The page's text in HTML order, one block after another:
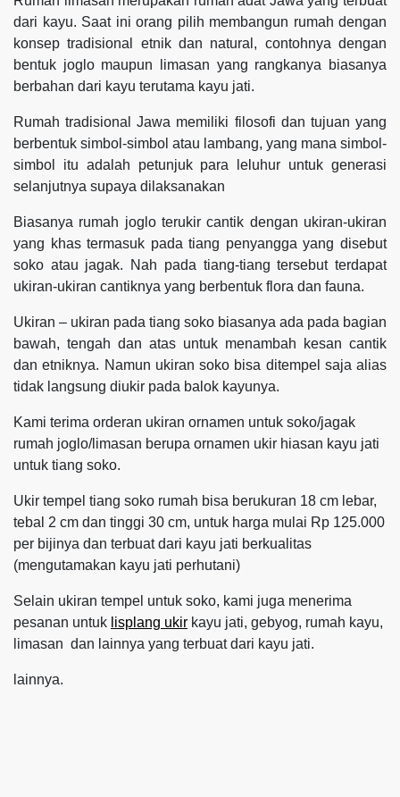
dari kayu. Saat ini orang pilih membangun rumah dengan
konsep tradisional etnik dan natural, contohnya dengan
bentuk joglo maupun limasan yang rangkanya biasanya
berbahan dari kayu terutama kayu jati.
Rumah tradisional Jawa memiliki filosofi dan tujuan yang
berbentuk simbol-simbol atau lambang, yang mana simbol-
simbol itu adalah petunjuk para leluhur untuk generasi
selanjutnya supaya dilaksanakan
Biasanya rumah joglo terukir cantik dengan ukiran-ukiran
yang khas termasuk pada tiang penyangga yang disebut
soko atau jagak. Nah pada tiang-tiang tersebut terdapat
ukiran-ukiran cantiknya yang berbentuk flora dan fauna.
Ukiran – ukiran pada tiang soko biasanya ada pada bagian
bawah, tengah dan atas untuk menambah kesan cantik
dan etniknya. Namun ukiran soko bisa ditempel saja alias
tidak langsung diukir pada balok kayunya.
Kami terima orderan ukiran ornamen untuk soko/jagak
rumah joglo/limasan berupa ornamen ukir hiasan kayu jati
untuk tiang soko.
Ukir tempel tiang soko rumah bisa berukuran 18 cm lebar,
tebal 2 cm dan tinggi 30 cm, untuk harga mulai Rp 125.000
per bijinya dan terbuat dari kayu jati berkualitas
(mengutamakan kayu jati perhutani)
Selain ukiran tempel untuk soko, kami juga menerima
pesanan untuk lisplang ukir kayu jati, gebyog, rumah kayu,
limasan dan lainnya yang terbuat dari kayu jati.
lainnya.